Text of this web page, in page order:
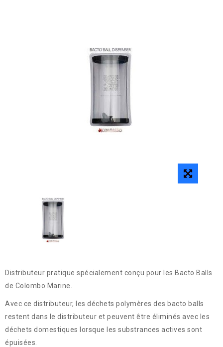
Distributeur pratique spécialement conçu pour les Bacto Balls
de Colombo Marine.
Avec ce distributeur, les déchets polymères des bacto balls
restent dans le distributeur et peuvent être éliminés avec les
déchets domestiques lorsque les substrances actives sont
épuisées.